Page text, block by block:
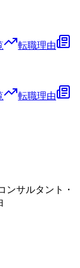
転職理由
転職理由
ンサルタント・